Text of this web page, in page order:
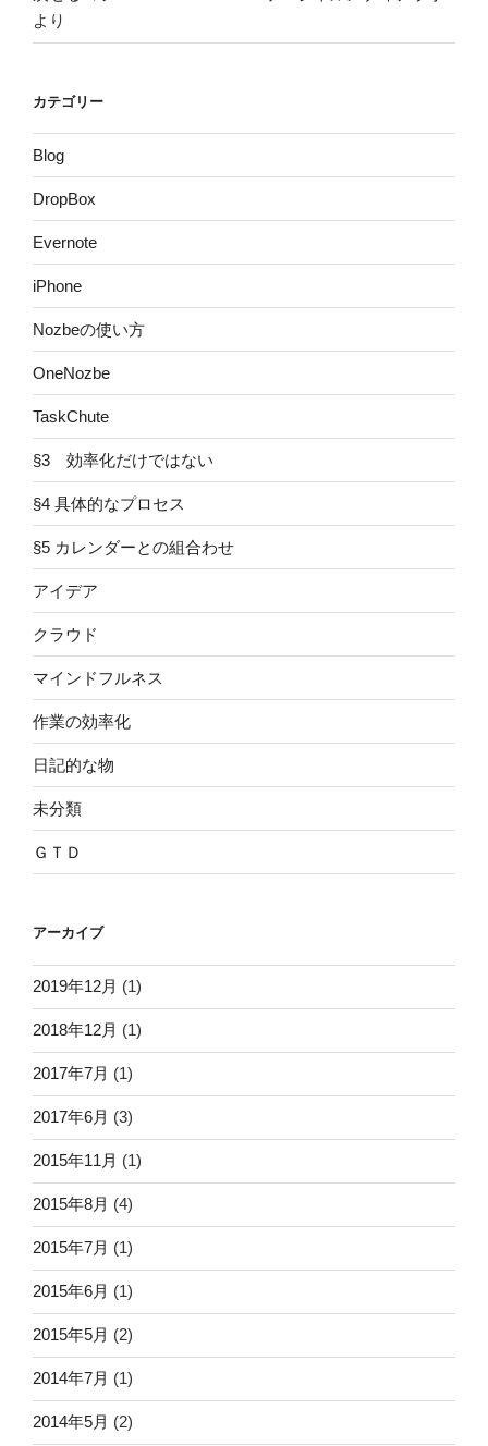
より
カテゴリー
Blog
DropBox
Evernote
iPhone
Nozbeの使い方
OneNozbe
TaskChute
§3 効率化だけではない
§4 具体的なプロセス
§5 カレンダーとの組合わせ
アイデア
クラウド
マインドフルネス
作業の効率化
日記的な物
未分類
ＧＴＤ
アーカイブ
2019年12月 (1)
2018年12月 (1)
2017年7月 (1)
2017年6月 (3)
2015年11月 (1)
2015年8月 (4)
2015年7月 (1)
2015年6月 (1)
2015年5月 (2)
2014年7月 (1)
2014年5月 (2)